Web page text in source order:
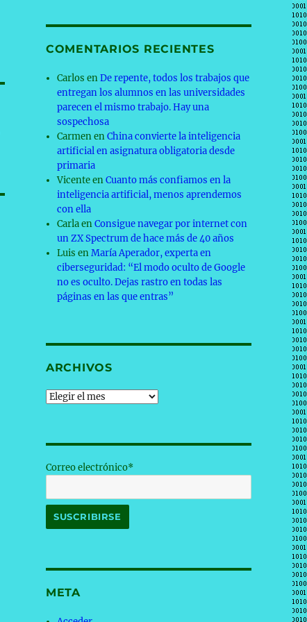
COMENTARIOS RECIENTES
Carlos enDe repente, todos los trabajos que
entregan los alumnos en las universidades
parecen el mismo trabajo. Hay una
sospechosa
CarmenenChina convierte la inteligencia
artificial en asignatura obligatoria desde
primaria
VicenteenCuanto más confiamos en la
inteligencia artificial, menos aprendemos
con ella
CarlaenConsigue navegar por internet con
un ZX Spectrum de hace más de 40 años
Luis enMaría Aperador, experta en
ciberseguridad: “El modo oculto de Google
no es oculto. Dejas rastro en todas las
páginas en las que entras”
ARCHIVOS
Archivos
Correo electrónico*
META